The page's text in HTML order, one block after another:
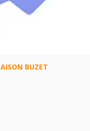
BUZET